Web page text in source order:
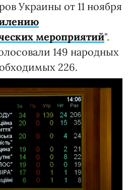
Украины от 11 ноября
мероприятий".
149 народных
226.